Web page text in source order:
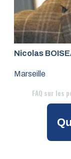
Nicolas
Marseille
FAQ sur les